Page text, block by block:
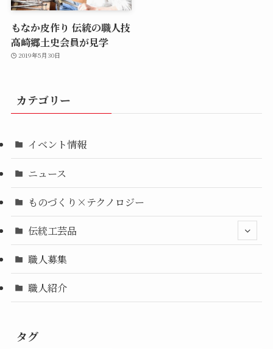
もなか皮作り 伝統の職人技
高崎郷土史会員が見学
2019年5月30日
カテゴリー
イベント情報
ニュース
ものづくり×テクノロジー
伝統工芸品
職人募集
職人紹介
タグ